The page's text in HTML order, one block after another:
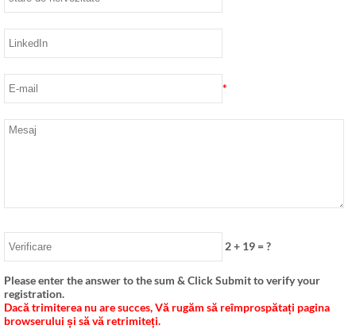
*
2+ 19= ?
Please enter the answer to the sum & Click Submit to verify your
registration.
Dacă trimiterea nu are succes, Vă rugăm să reîmprospătați pagina
browserului și să vă retrimiteți.